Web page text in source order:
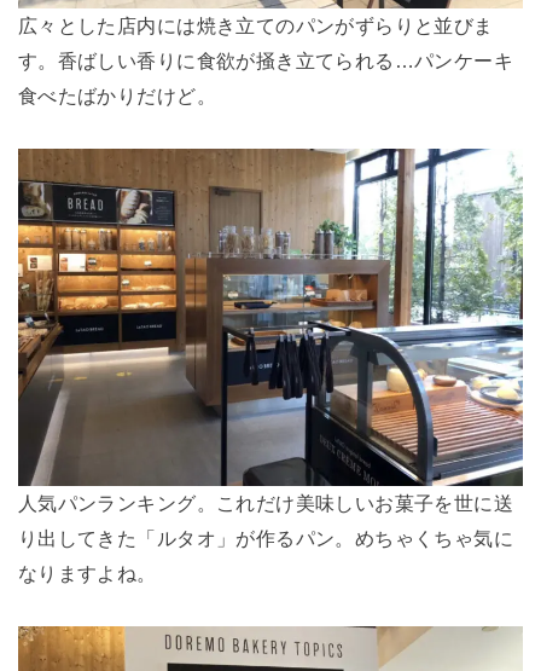
広々とした店内には焼き立てのパンがずらりと並びま
す。香ばしい香りに食欲が掻き立てられる…パンケーキ
食べたばかりだけど。
人気パンランキング。これだけ美味しいお菓子を世に送
り出してきた「ルタオ」が作るパン。めちゃくちゃ気に
なりますよね。